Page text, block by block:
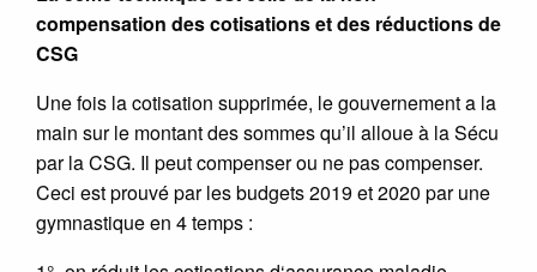
compensation des cotisations et des réductions de
CSG
Une fois la cotisation supprimée, le gouvernement a la
main sur le montant des sommes qu’il alloue à la Sécu
par la CSG. Il peut compenser ou ne pas compenser.
Ceci est prouvé par les budgets 2019 et 2020 par une
gymnastique en 4 temps :